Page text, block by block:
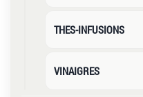
THES-INFUSIONS
VINAIGRES